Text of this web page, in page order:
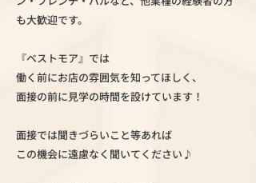
も大歓迎です。
『ベストモア』では
働く前にお店の雰囲気を知ってほしく、
面接の前に見学の時間を設けています！
面接では聞きづらいこと等あれば
この機会に遠慮なく聞いてください♪